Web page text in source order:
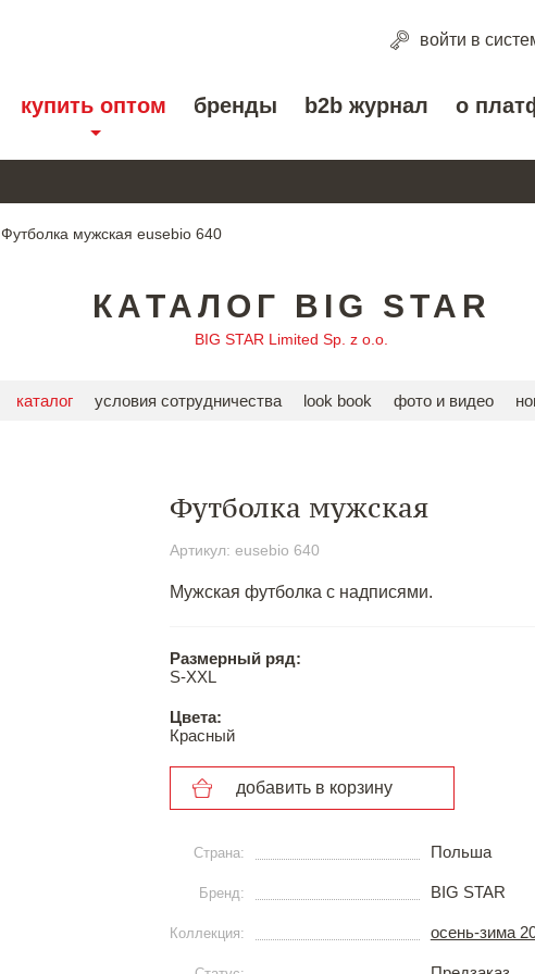
войти в
купить оптом бренды b2b журнал о
Футболка мужская eusebio 640
КАТАЛОГ BIG STAR
BIG STAR Limited Sp. z o.o.
каталог условия сотрудничества look book фото и видео
Футболка мужская
Артикул: eusebio 640
Мужская футболка с надписями.
Размерный ряд:
S-ХХL
Цвета:
Красный
добавить в корзину
Страна: Польша
Бренд: BIG STAR
Коллекция: осень-зима